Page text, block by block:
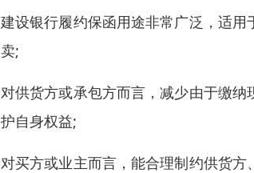
建设银行履约保函用途非常广泛，适
卖;
对供货方或承包方而言，减少由于缴
护自身权益;
对买方或业主而言，能合理制约供货